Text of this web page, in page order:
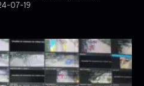
07-19